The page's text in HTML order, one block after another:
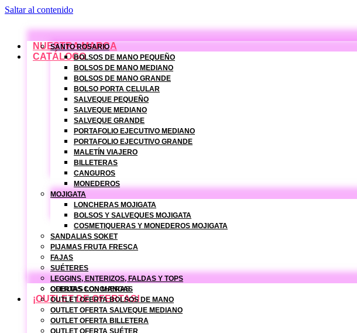
Saltar al contenido
NUESTRA MARCA
CATÁLOGO
SANTO ROSARIO
BOLSOS DE MANO PEQUEÑO
BOLSOS DE MANO MEDIANO
BOLSOS DE MANO GRANDE
BOLSO PORTA CELULAR
SALVEQUE PEQUEÑO
SALVEQUE MEDIANO
SALVEQUE GRANDE
PORTAFOLIO EJECUTIVO MEDIANO
PORTAFOLIO EJECUTIVO GRANDE
MALETÍN VIAJERO
BILLETERAS
CANGUROS
MONEDEROS
MOJIGATA
LONCHERAS MOJIGATA
BOLSOS Y SALVEQUES MOJIGATA
COSMETIQUERAS Y MONEDEROS MOJIGATA
SANDALIAS SOKET
PIJAMAS FRUTA FRESCA
FAJAS
SUÉTERES
LEGGINS, ENTERIZOS, FALDAS Y TOPS
COBIJAS CON MANGAS
¡OUTLET DE OFERTAS!
OFERTAS LONCHERAS
OUTLET OFERTA BOLSOS DE MANO
OUTLET OFERTA SALVEQUE MEDIANO
OUTLET OFERTA BILLETERA
OUTLET OFERTA SUÉTER